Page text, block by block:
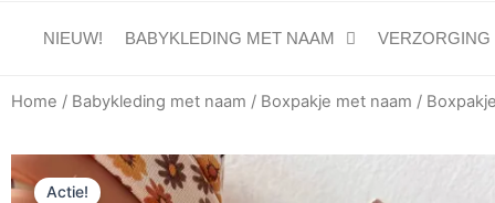
NIEUW! BABYKLEDING MET NAAM VERZORGING
Home / Babykleding met naam / Boxpakje met naam /
Actie!